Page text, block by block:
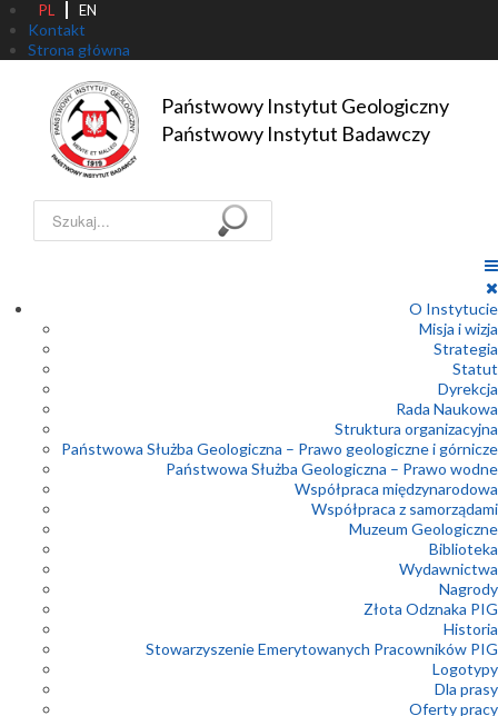
PL EN
Kontakt
Strona główna
Państwowy Instytut Geologiczny
Państwowy Instytut Badawczy
Szukaj...
O Instytucie
Misja i wizja
Strategia
Statut
Dyrekcja
Rada Naukowa
Struktura organizacyjna
Państwowa Służba Geologiczna – Prawo geologiczne i górnicze
Państwowa Służba Geologiczna – Prawo wodne
Współpraca międzynarodowa
Współpraca z samorządami
Muzeum Geologiczne
Biblioteka
Wydawnictwa
Nagrody
Złota Odznaka PIG
Historia
Stowarzyszenie Emerytowanych Pracowników PIG
Logotypy
Dla prasy
Oferty pracy